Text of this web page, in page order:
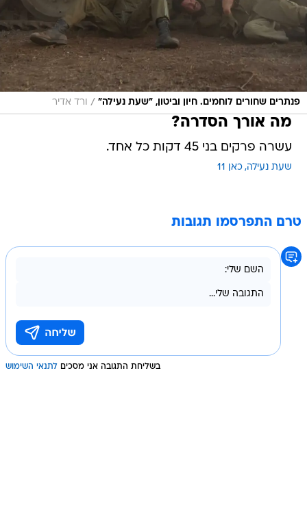
פנתרים שחורים לוחמים. חיון וביטון, "שעת נעילה" / ורד אדיר
מה אורך הסדרה?
עשרה פרקים בני 45 דקות כל אחד.
שעת נעילה כאן 11
טרם התפרסמו תגובות
בשליחת התגובה אני מסכים לתנאי השימוש